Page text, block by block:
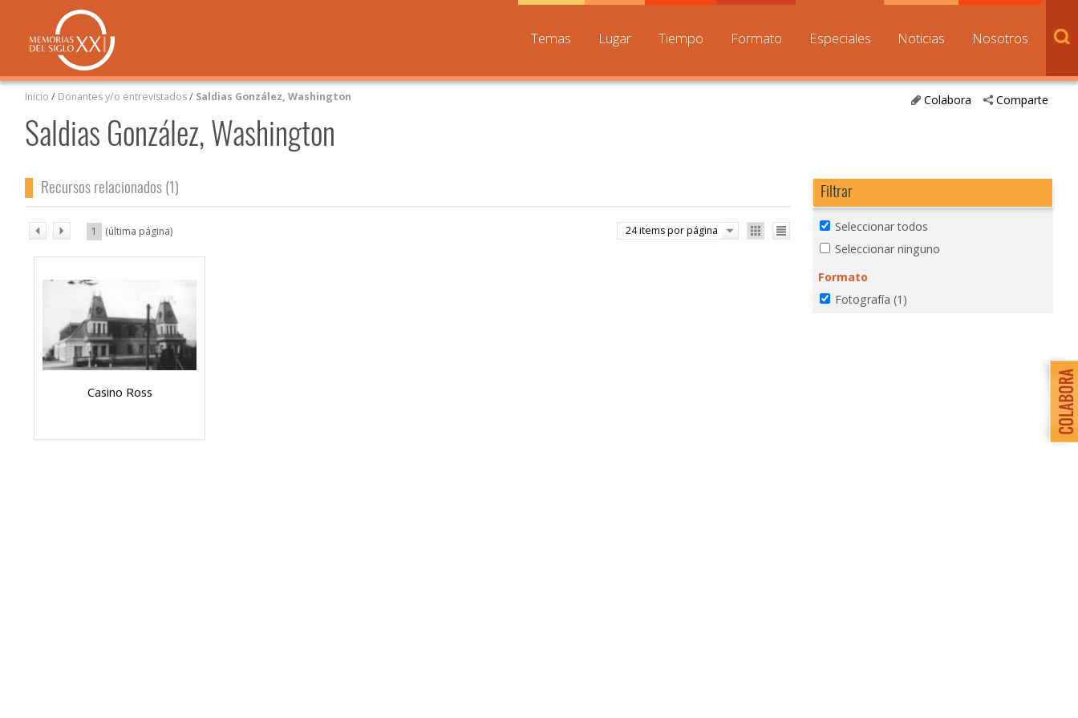
Temas Lugar Tiempo Formato Especiales Noticias Nosotros
Comparte
Colabora
Inicio / Donantes y/o entrevistados/ Saldias González, Washington
Saldias González, Washington
Recursos relacionados (1)
24 items por página
Casino Ross
1
Filtrar
Seleccionar todos
Seleccionar ninguno
Formato
Fotografía (1)